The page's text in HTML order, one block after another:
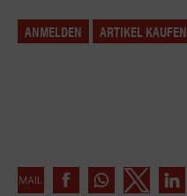
ANMELDEN ARTIKEL KAUFEN